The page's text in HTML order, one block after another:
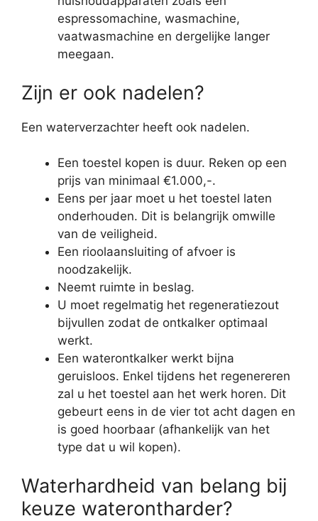
espressomachine, wasmachine,
vaatwasmachine en dergelijke langer
meegaan.
Zijn er ook nadelen?
Een waterverzachter heeft ook nadelen.
Een toestel kopen is duur. Reken op een
prijs van minimaal €1.000,-.
Eens per jaar moet u het toestel laten
onderhouden. Dit is belangrijk omwille
van de veiligheid.
Een rioolaansluiting of afvoer is
noodzakelijk.
Neemt ruimte in beslag.
U moet regelmatig het regeneratiezout
bijvullen zodat de ontkalker optimaal
werkt.
Een waterontkalker werkt bijna
geruisloos. Enkel tijdens het regenereren
zal u het toestel aan het werk horen. Dit
gebeurt eens in de vier tot acht dagen en
is goed hoorbaar (afhankelijk van het
type dat u wil kopen).
Waterhardheid van belang bij
keuze waterontharder?